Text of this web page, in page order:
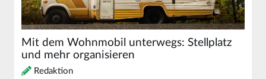
Mit dem Wohnmobil unterwegs: Stellplatz
und mehr organisieren
Redaktion